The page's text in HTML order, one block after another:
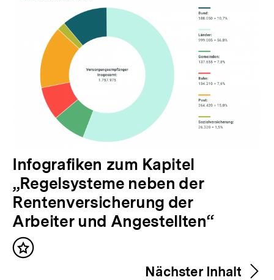
V
o
r
h
e
r
Infografiken zum Kapitel
„Regelsysteme neben der
Rentenversicherung der
Arbeiter und Angestellten“
Inhalt
Nächster Inhalt